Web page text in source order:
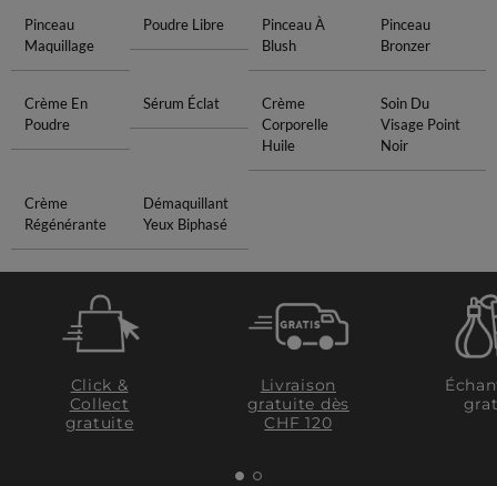
Pinceau
Maquillage
Poudre Libre
Pinceau À
Blush
Pinceau
Bronzer
Crème En
Poudre
Sérum Éclat
Crème
Corporelle
Huile
Soin Du
Visage Point
Noir
Crème
Régénérante
Démaquillant
Yeux Biphasé
Click &
Collect
gratuite
Livraison
gratuite dès
CHF 120